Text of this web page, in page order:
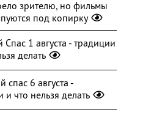
зрителю, но фильмы
под копирку
1 августа - традиции
делать
спас 6 августа -
и что нельзя делать